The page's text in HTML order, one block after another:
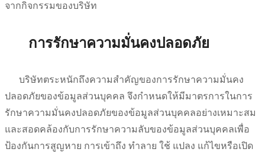
จากกิจกรรมของบริษัท
การรักษาความมั่นคงปลอดภัย
บริษัทตระหนักถึงความสำคัญของการรักษาความมั่นคง
ปลอดภัยของข้อมูลส่วนบุคคล จึงกำหนดให้มีมาตรการในการ
รักษาความมั่นคงปลอดภัยของข้อมูลส่วนบุคคลอย่างเหมาะสม
และสอดคล้องกับการรักษาความลับของข้อมูลส่วนบุคคลเพื่อ
ป้องกันการสูญหาย การเข้าถึง ทำลาย ใช้ แปลง แก้ไขหรือเปิด